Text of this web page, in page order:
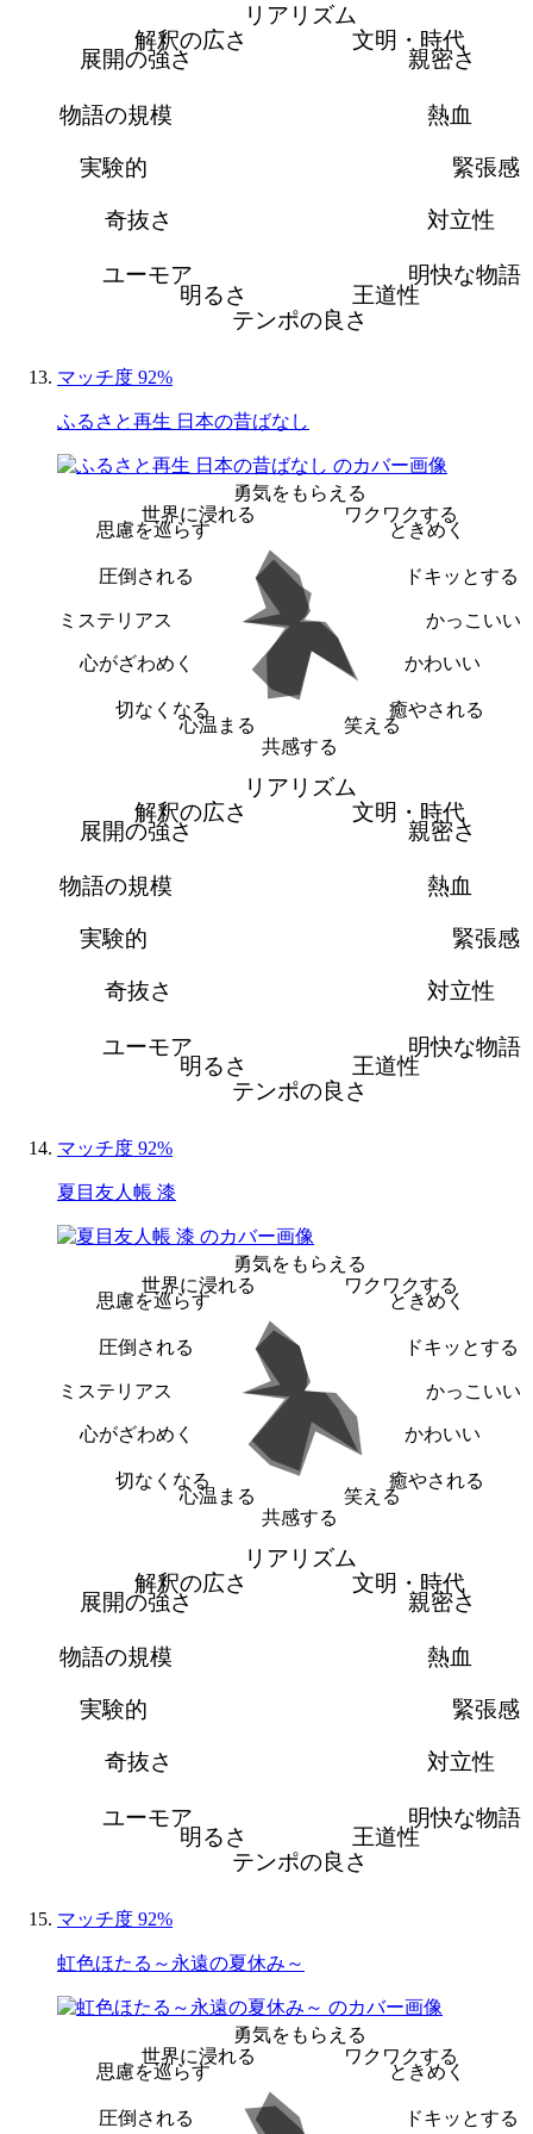
リアリズム
文明・時代
親密さ
熱血
緊張感
対立性
明快な物語
王道性
テンポの良さ
明るさ
ユーモア
奇抜さ
実験的
物語の規模
展開の強さ
解釈の広さ
マッチ度 92%
ふるさと再生 日本の昔ばなし
勇気をもらえる
ワクワクする
ときめく
ドキッとする
かっこいい
かわいい
癒やされる
笑える
共感する
心温まる
切なくなる
心がざわめく
ミステリアス
圧倒される
思慮を巡らす
世界に浸れる
リアリズム
文明・時代
親密さ
熱血
緊張感
対立性
明快な物語
王道性
テンポの良さ
明るさ
ユーモア
奇抜さ
実験的
物語の規模
展開の強さ
解釈の広さ
マッチ度 92%
夏目友人帳 漆
勇気をもらえる
ワクワクする
ときめく
ドキッとする
かっこいい
かわいい
癒やされる
笑える
共感する
心温まる
切なくなる
心がざわめく
ミステリアス
圧倒される
思慮を巡らす
世界に浸れる
リアリズム
文明・時代
親密さ
熱血
緊張感
対立性
明快な物語
王道性
テンポの良さ
明るさ
ユーモア
奇抜さ
実験的
物語の規模
展開の強さ
解釈の広さ
マッチ度 92%
虹色ほたる～永遠の夏休み～
勇気をもらえる
ワクワクする
ときめく
ドキッとする
圧倒される
思慮を巡らす
世界に浸れる